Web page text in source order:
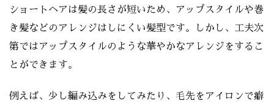
ショートヘアは髪の長さが短いため、アップスタイルや巻
き髪などのアレンジはしにくい髪型です。しかし、工夫次
第ではアップスタイルのような華やかなアレンジをするこ
とができます。
例えば、少し編み込みをしてみたり、毛先をアイロンで癖